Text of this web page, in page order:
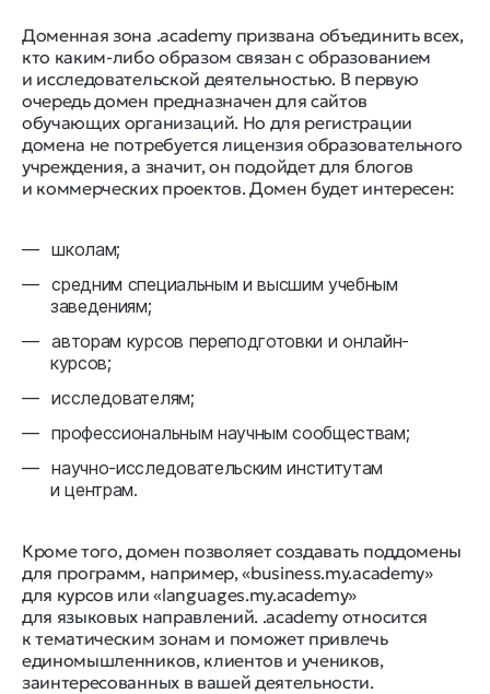
Доменная зона .academy призвана объединить всех,
кто каким-либо образом связан с образованием
и исследовательской деятельностью. В первую
очередь домен предназначен для сайтов
обучающих организаций. Но для регистрации
домена не потребуется лицензия образовательного
учреждения, а значит, он подойдет для блогов
и коммерческих проектов. Домен будет интересен:
школам;
средним специальным и высшим учебным
заведениям;
авторам курсов переподготовки и онлайн-
курсов;
исследователям;
профессиональным научным сообществам;
научно-исследовательским институтам
и центрам.
Кроме того, домен позволяет создавать поддомены
для программ, например, «business.my.academy»
для курсов или «languages.my.academy»
для языковых направлений. .academy относится
к тематическим зонам и поможет привлечь
единомышленников, клиентов и учеников,
заинтересованных в вашей деятельности.